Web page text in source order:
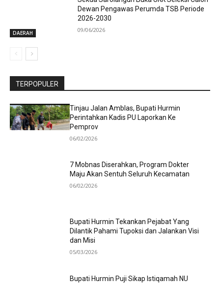
DAERAH
Dewan Pengawas Perumda TSB Periode
2026-2030
09/06/2026
TERPOPULER
Tinjau Jalan Amblas, Bupati Hurmin
Perintahkan Kadis PU Laporkan Ke
Pemprov
06/02/2026
7 Mobnas Diserahkan, Program Dokter
Maju Akan Sentuh Seluruh Kecamatan
06/02/2026
Bupati Hurmin Tekankan Pejabat Yang
Dilantik Pahami Tupoksi dan Jalankan Visi
dan Misi
05/03/2026
Bupati Hurmin Puji Sikap Istiqamah NU